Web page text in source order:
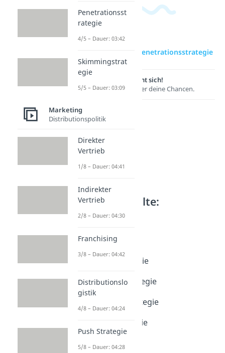
zur Videoseite: Penetrationsstrategie
Lernen lohnt sich!
Entdecke hier deine Chancen.
Weitere Inhalte:
Marketing
Preisstrategien
Dauer: 05:16
Hochpreisstrategie
Niedrigpreisstrategie
Dauer: 04:50
Penetrationsstrategie
Dauer: 03:42
Skimmingstrategie
Dauer: 03:09
Penetrationsst
rategie
4/5 – Dauer: 03:42
Skimmingstrat
egie
5/5 – Dauer: 03:09
Marketing
Distributionspolitik
Direkter
Vertrieb
1/8 – Dauer: 04:41
Indirekter
Vertrieb
2/8 – Dauer: 04:30
Franchising
3/8 – Dauer: 04:42
Distributionslo
gistik
4/8 – Dauer: 04:24
Push Strategie
5/8 – Dauer: 04:28